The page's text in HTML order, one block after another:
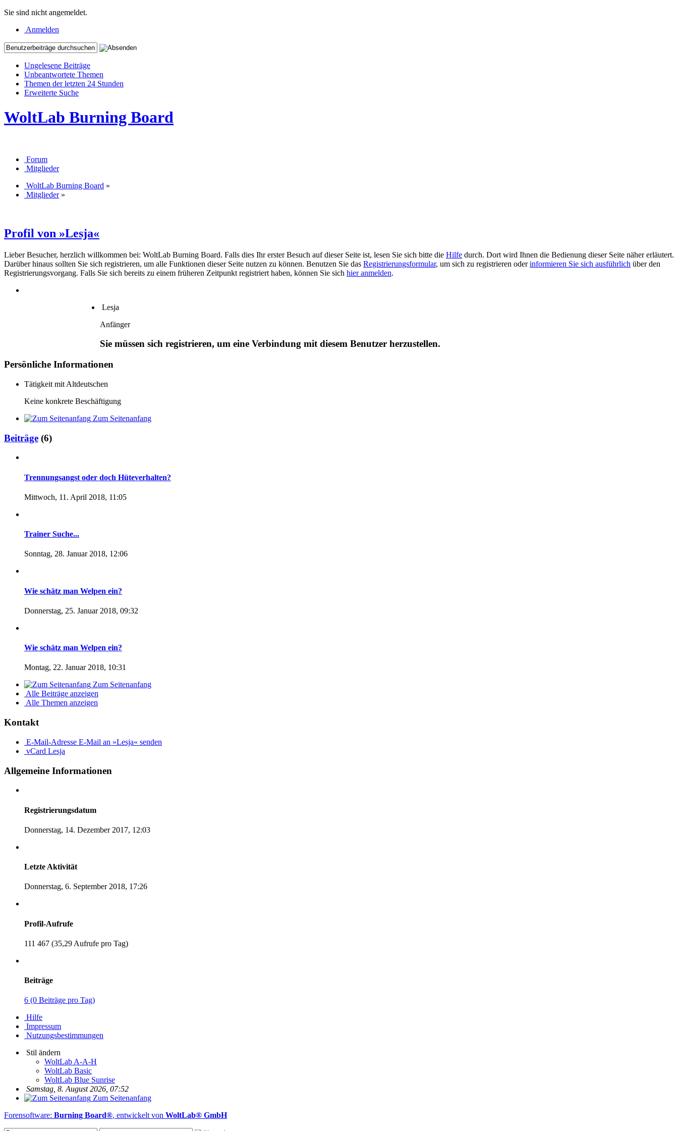
Sie sind nicht angemeldet.
Anmelden
Ungelesene Beiträge
Unbeantwortete Themen
Themen der letzten 24 Stunden
Erweiterte Suche
WoltLab Burning Board
Forum
Mitglieder
WoltLab Burning Board »
Mitglieder»
Profil von »Lesja«
Lieber Besucher, herzlich willkommen bei: WoltLab Burning Board. Falls dies Ihr erster Besuch auf dieser Seite ist, lesen Sie sich bitte die Hilfe durch. Dort wird Ihnen die Bedienung dieser Seite näher erläutert.
Darüber hinaus sollten Sie sich registrieren, um alle Funktionen dieser Seite nutzen zu können. Benutzen Sie das Registrierungsformular, um sich zu registrieren oderinformieren Sie sich ausführlich über den
Registrierungsvorgang. Falls Sie sich bereits zu einem früheren Zeitpunkt registriert haben, können Sie sich hier anmelden.
Lesja
Anfänger
Sie müssen sich registrieren, um eine Verbindung mit diesem Benutzer herzustellen.
Persönliche Informationen
Tätigkeit mit Altdeutschen
Keine konkrete Beschäftigung
Zum Seitenanfang
Beiträge (6)
Trennungsangst oder doch Hüteverhalten?
Mittwoch, 11. April 2018, 11:05
Trainer Suche...
Sonntag, 28. Januar 2018, 12:06
Wie schätz man Welpen ein?
Donnerstag, 25. Januar 2018, 09:32
Wie schätz man Welpen ein?
Montag, 22. Januar 2018, 10:31
Zum Seitenanfang
Alle Beiträge anzeigen
Alle Themen anzeigen
Kontakt
E-Mail-Adresse E-Mail an »Lesja« senden
vCard Lesja
Allgemeine Informationen
Registrierungsdatum
Donnerstag, 14. Dezember 2017, 12:03
Letzte Aktivität
Donnerstag, 6. September 2018, 17:26
Profil-Aufrufe
111 467 (35,29 Aufrufe pro Tag)
Beiträge
6 (0 Beiträge pro Tag)
Hilfe
Impressum
Nutzungsbestimmungen
Stil ändern
WoltLab A-A-H
WoltLab Basic
WoltLab Blue Sunrise
Samstag, 8. August 2026, 07:52
Zum Seitenanfang
Forensoftware: Burning Board®, entwickelt von WoltLab® GmbH